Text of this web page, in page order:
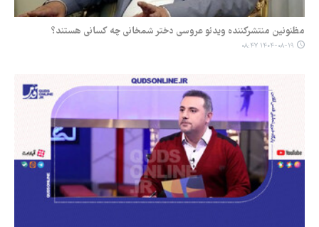
مظنونین منتشرکننده ویدئو عروسی دختر شمخانی چه کسانی هستند؟
۱۴۰۴-۰۸-۱۹ ۰۸:۴۷